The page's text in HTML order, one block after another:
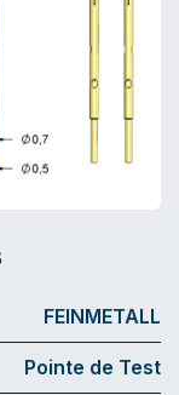
FEINMETALL
Pointe de Test